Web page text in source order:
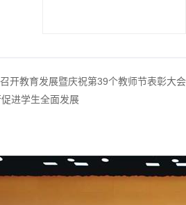
开教育发展暨庆祝第39个教师节表彰大会
进学生全面发展